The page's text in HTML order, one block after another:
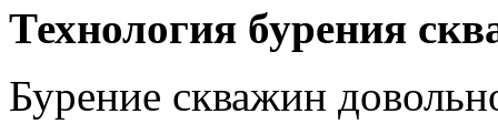
Технология бурения
Бурение скважин